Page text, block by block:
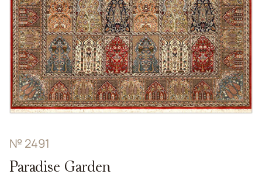
№ 2491
Paradise Garden